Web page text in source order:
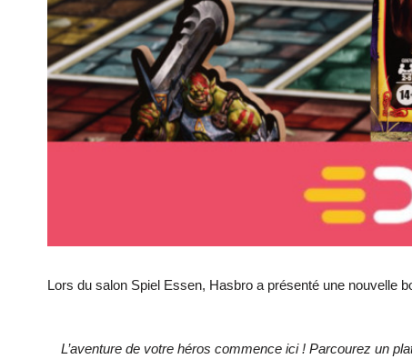
Lors du salon Spiel Essen, Hasbro a présenté une nouvelle
L’aventure de votre héros commence ici ! Parcourez un